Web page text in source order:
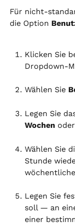
Für nicht-
die Option
Klicken Sie
Dropdown-
Wählen Sie
Legen Sie
Wochen oder
Wählen Sie
Stunde
Legen Sie
soll — an
einer